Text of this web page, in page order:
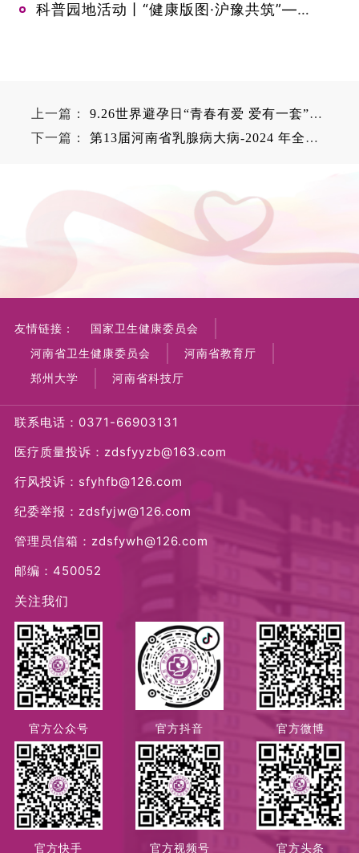
科普园地活动丨“健康版图·沪豫共筑”——儿童体重管理健康蓝图行动
上一篇： 9.26世界避孕日“青春有爱 爱有一套”健康教育科普入校园
下一篇： 第13届河南省乳腺病大病-2024 年全国科普日暨 2024CCHIO 肿瘤防治全域科普行动-绽放她力量-乳腺爱心义诊活动
友情链接：
国家卫生健康委员会
河南省卫生健康委员会
河南省教育厅
郑州大学
河南省科技厅
联系电话：0371-66903131
医疗质量投诉：zdsfyyzb@163.com
行风投诉：sfyhfb@126.com
纪委举报：zdsfyjw@126.com
管理员信箱：zdsfywh@126.com
邮编：450052
关注我们
官方公众号 官方抖音 官方微博
官方快手 官方视频号 官方头条